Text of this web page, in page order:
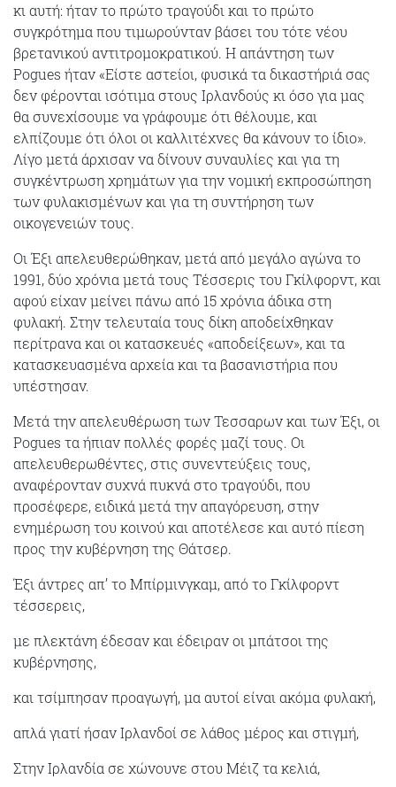
κι αυτή: ήταν το πρώτο τραγούδι και το πρώτο
συγκρότημα που τιμωρούνταν βάσει του τότε νέου
βρετανικού αντιτρομοκρατικού. Η απάντηση των
Pogues ήταν «Είστε αστείοι, φυσικά τα δικαστήριά σας
δεν φέρονται ισότιμα στους Ιρλανδούς κι όσο για μας
θα συνεχίσουμε να γράφουμε ότι θέλουμε, και
ελπίζουμε ότι όλοι οι καλλιτέχνες θα κάνουν το ίδιο».
Λίγο μετά άρχισαν να δίνουν συναυλίες και για τη
συγκέντρωση χρημάτων για την νομική εκπροσώπηση
των φυλακισμένων και για τη συντήρηση των
οικογενειών τους.
Οι Έξι απελευθερώθηκαν, μετά από μεγάλο αγώνα το
1991, δύο χρόνια μετά τους Τέσσερις του Γκίλφορντ, και
αφού είχαν μείνει πάνω από 15 χρόνια άδικα στη
φυλακή. Στην τελευταία τους δίκη αποδείχθηκαν
περίτρανα και οι κατασκευές «αποδείξεων», και τα
κατασκευασμένα αρχεία και τα βασανιστήρια που
υπέστησαν.
Μετά την απελευθέρωση των Τεσσαρων και των Έξι, οι
Pogues τα ήπιαν πολλές φορές μαζί τους. Οι
απελευθερωθέντες, στις συνεντεύξεις τους,
αναφέρονταν συχνά πυκνά στο τραγούδι, που
προσέφερε, ειδικά μετά την απαγόρευση, στην
ενημέρωση του κοινού και αποτέλεσε και αυτό πίεση
προς την κυβέρνηση της Θάτσερ.
Έξι άντρες απ’ το Μπίρμινγκαμ, από το Γκίλφορντ
τέσσερεις,
με πλεκτάνη έδεσαν και έδειραν οι μπάτσοι της
κυβέρνησης,
και τσίμπησαν προαγωγή, μα αυτοί είναι ακόμα φυλακή,
απλά γιατί ήσαν Ιρλανδοί σε λάθος μέρος και στιγμή,
Στην Ιρλανδία σε χώνουνε στου Μέιζ τα κελιά,